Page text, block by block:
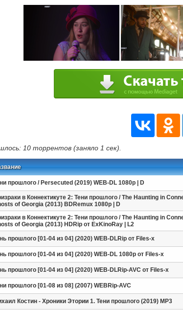
10 торрентов (заняло 1 сек).
прошлого / Persecuted (2019) WEB-DL 1080p | D
в Коннектикуте 2: Тени прошлого / The Haunting in
of Georgia (2013) BDRemux 1080p | D
в Коннектикуте 2: Тени прошлого / The Haunting in
of Georgia (2013) HDRip от ExKinoRay | L2
прошлого [01-04 из 04] (2020) WEB-DLRip от Files-x
прошлого [01-04 из 04] (2020) WEB-DL 1080p от Files-x
прошлого [01-04 из 04] (2020) WEB-DLRip-AVC от Files-х
прошлого [01-08 из 08] (2007) WEBRip-AVC
Костин - Хроники Этории 1. Тени прошлого (2019) MP3